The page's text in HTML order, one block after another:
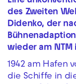
des Zweiten
Didenko, der
wieder am NTM
1942 am Hafen
die Schiffe in